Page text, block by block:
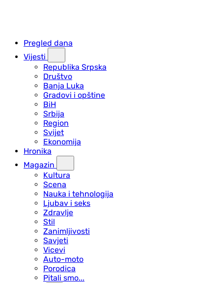
Pregled dana
Vijesti
Republika Srpska
Društvo
Banja Luka
Gradovi i opštine
BiH
Srbija
Region
Svijet
Ekonomija
Hronika
Magazin
Kultura
Scena
Nauka i tehnologija
Ljubav i seks
Zdravlje
Stil
Zanimljivosti
Savjeti
Vicevi
Auto-moto
Porodica
Pitali smo...